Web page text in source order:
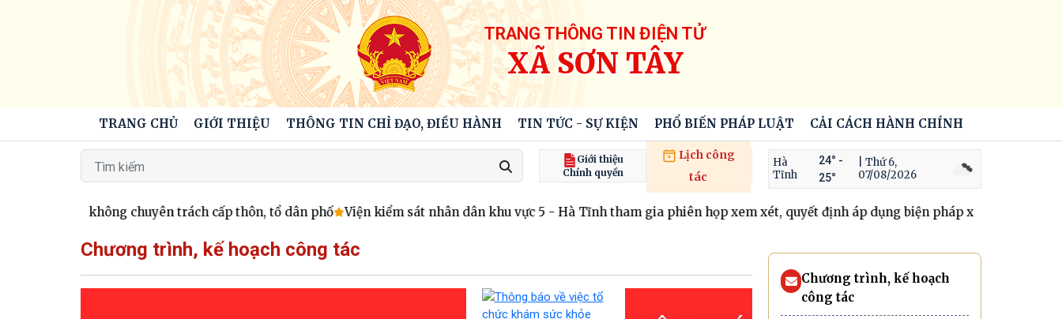
TRANG THÔNG TIN ĐIỆN TỬ
XÃ SƠN TÂY
TRANG CHỦ GIỚI THIỆU THÔNG TIN CHỈ ĐẠO, ĐIỀU HÀNH TIN TỨC - SỰ KIỆN PHỔ BIẾN PHÁP LUẬT CẢI CÁCH HÀNH CHÍNH
Giới thiệu
Chính quyền
Lịch công
tác
Hà
Tĩnh
24° -
25°
| Thứ 6,
07/08/2026
động không chuyên trách cấp thôn, tổ dân phố Viện kiểm sát nhân dân khu vực 5 - Hà Tĩnh tham gia phiên họp xem xét, quyết định áp dụng biện pháp xử lý hành chính
Chương trình, kế hoạch công tác
Chương trình, kế hoạch
công tác